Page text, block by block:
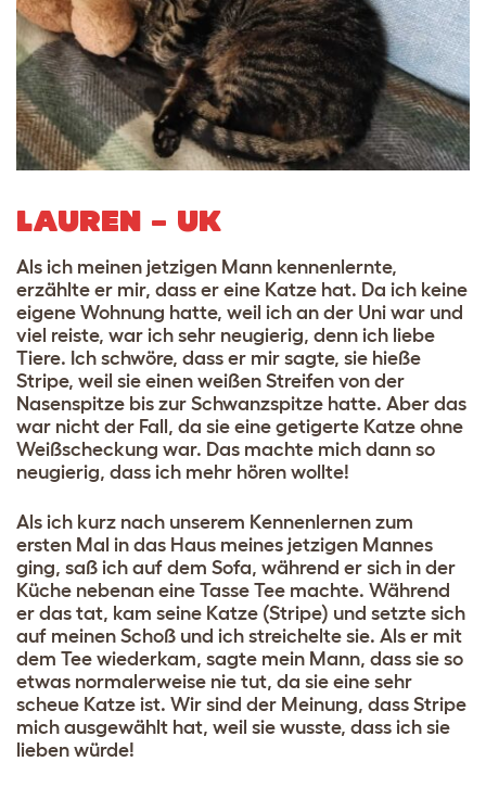
LAUREN – UK
Als ich meinen jetzigen Mann kennenlernte,
erzählte er mir, dass er eine Katze hat. Da ich keine
eigene Wohnung hatte, weil ich an der Uni war und
viel reiste, war ich sehr neugierig, denn ich liebe
Tiere. Ich schwöre, dass er mir sagte, sie hieße
Stripe, weil sie einen weißen Streifen von der
Nasenspitze bis zur Schwanzspitze hatte. Aber das
war nicht der Fall, da sie eine getigerte Katze ohne
Weißscheckung war. Das machte mich dann so
neugierig, dass ich mehr hören wollte!
Als ich kurz nach unserem Kennenlernen zum
ersten Mal in das Haus meines jetzigen Mannes
ging, saß ich auf dem Sofa, während er sich in der
Küche nebenan eine Tasse Tee machte. Während
er das tat, kam seine Katze (Stripe) und setzte sich
auf meinen Schoß und ich streichelte sie. Als er mit
dem Tee wiederkam, sagte mein Mann, dass sie so
etwas normalerweise nie tut, da sie eine sehr
scheue Katze ist. Wir sind der Meinung, dass Stripe
mich ausgewählt hat, weil sie wusste, dass ich sie
lieben würde!